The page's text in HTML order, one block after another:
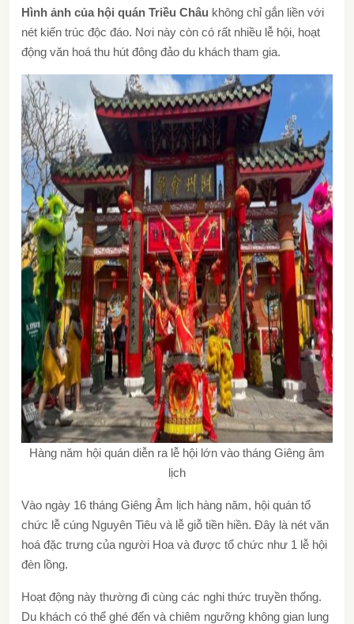
Hình ảnh của hội quán Triều Châu không chỉ gắn liền với
nét kiến trúc độc đáo. Nơi này còn có rất nhiều lễ hội, hoạt
động văn hoá thu hút đông đảo du khách tham gia.
Hàng năm hội quán diễn ra lễ hội lớn vào tháng Giêng âm
lịch
Vào ngày 16 tháng Giêng Âm lịch hàng năm, hội quán tổ
chức lễ cúng Nguyên Tiêu và lễ giỗ tiền hiền. Đây là nét văn
hoá đặc trưng của người Hoa và được tổ chức như 1 lễ hội
đèn lồng.
Hoạt động này thường đi cùng các nghi thức truyền thống.
Du khách có thể ghé đến và chiêm ngưỡng không gian lung